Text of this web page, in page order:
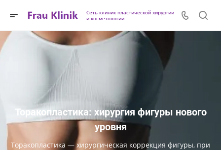
Сеть клиник пластической хирургии
и косметологии
Торакопластика: хирургия фигуры нового
уровня
Торакопластика — хирургическая коррекция фигуры, при